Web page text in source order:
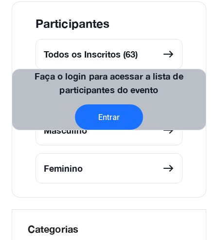
Participantes
Todos os Inscritos (63)
Por Categorias
Masculino
Feminino
Faça o login para acessar a lista de
participantes do evento
Entrar
Categorias